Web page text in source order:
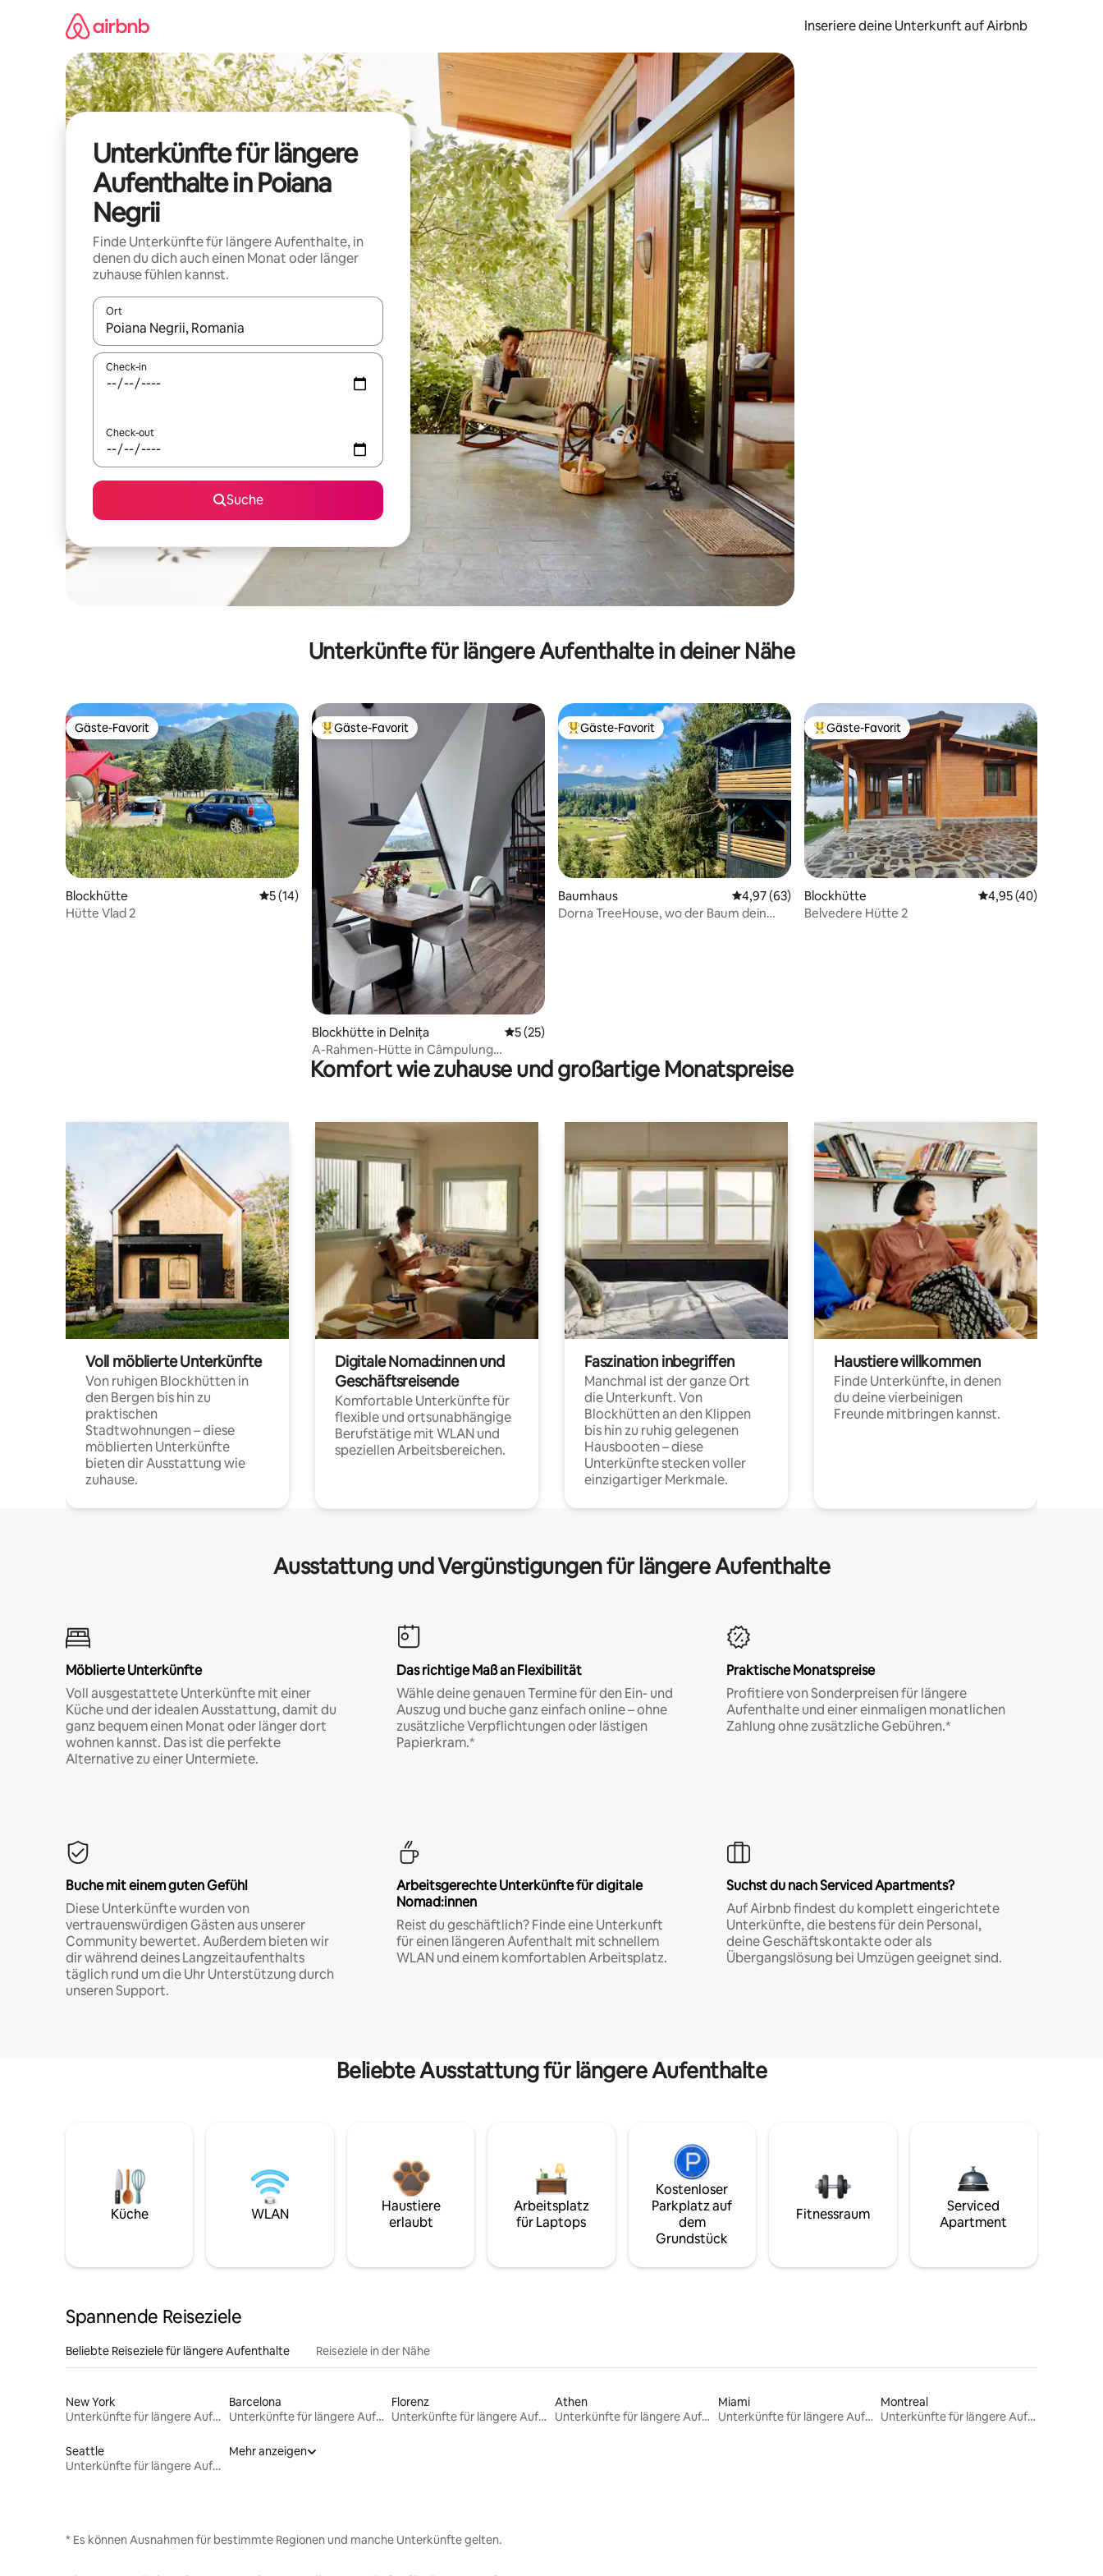
Inseriere deine Unterkunft auf Airbnb
Unterkünfte für längere
Aufenthalte in Poiana
Negrii
Finde Unterkünfte für längere Aufenthalte, in
denen du dich auch einen Monat oder länger
zuhause fühlen kannst.
Ort
Wenn Ergebnisse verfügbar sind, navigiere mit den Pfeiltasten nach oben und unten oder erkunde die Ergebnisse durch Berühren oder Wischgesten.
Check-in
Check-out
Suche
Unterkünfte für längere Aufenthalte in deiner Nähe
Gäste-Favorit
Gäste-Favorit
Blockhütte Durchschnittliche Bewertung: 5 von 5, 14 Bewertungen
5 (14)
Hütte Vlad 2
Beliebter Gäste-Favorit.
Gäste-Favorit
Blockhütte in Delnița Durchschnittliche Bewertung: 5 von 5, 25 Bewertungen
5 (25)
A-Rahmen-Hütte in Câmpulung
Moldovenesc
Beliebter Gäste-Favorit.
Gäste-Favorit
Baumhaus Durchschnittliche Bewertung: 4,97 von 5, 63 Bewertungen
4,97 (63)
Dorna TreeHouse, wo der Baum dein
Beliebter Gäste-Favorit.
Gäste-Favorit
Blockhütte Durchschnittliche
4,95 (40)
Belvedere Hütte 2
Komfort wie zuhause und großartige Monatspreise
Voll möblierte Unterkünfte
Von ruhigen Blockhütten in
den Bergen bis hin zu
praktischen
Stadtwohnungen – diese
möblierten Unterkünfte
bieten dir Ausstattung wie
zuhause.
Digitale Nomad:innen und
Geschäftsreisende
Komfortable Unterkünfte für
flexible und ortsunabhängige
Berufstätige mit WLAN und
speziellen Arbeitsbereichen.
Faszination inbegriffen
Manchmal ist der ganze Ort
die Unterkunft. Von
Blockhütten an den Klippen
bis hin zu ruhig gelegenen
Hausbooten – diese
Unterkünfte stecken voller
einzigartiger Merkmale.
Haustiere willkommen
Finde Unterkünfte, in denen
du deine vierbeinigen
Freunde mitbringen kannst.
Ausstattung und Vergünstigungen für längere Aufenthalte
Möblierte Unterkünfte
Voll ausgestattete Unterkünfte mit einer
Küche und der idealen Ausstattung, damit du
ganz bequem einen Monat oder länger dort
wohnen kannst. Das ist die perfekte
Alternative zu einer Untermiete.
Das richtige Maß an Flexibilität
Wähle deine genauen Termine für den Ein- und
Auszug und buche ganz einfach online – ohne
zusätzliche Verpflichtungen oder lästigen
Papierkram.*
Praktische Monatspreise
Profitiere von Sonderpreisen für längere
Aufenthalte und einer einmaligen monatlichen
Zahlung ohne zusätzliche Gebühren.*
Buche mit einem guten Gefühl
Diese Unterkünfte wurden von
vertrauenswürdigen Gästen aus unserer
Community bewertet. Außerdem bieten wir
dir während deines Langzeitaufenthalts
täglich rund um die Uhr Unterstützung durch
unseren Support.
Arbeitsgerechte Unterkünfte für digitale
Nomad:innen
Reist du geschäftlich? Finde eine Unterkunft
für einen längeren Aufenthalt mit schnellem
WLAN und einem komfortablen Arbeitsplatz.
Suchst du nach Serviced Apartments?
Auf Airbnb findest du komplett eingerichtete
Unterkünfte, die bestens für dein Personal,
deine Geschäftskontakte oder als
Übergangslösung bei Umzügen geeignet sind.
Beliebte Ausstattung für längere Aufenthalte
Küche WLAN
Haustiere
erlaubt
Arbeitsplatz
für Laptops
Kostenloser
Parkplatz auf
dem
Grundstück
Fitnessraum
Serviced
Apartment
Spannende Reiseziele
Beliebte Reiseziele für längere Aufenthalte Reiseziele in der Nähe
New York
Unterkünfte für längere Aufenthalte
Barcelona
Unterkünfte für längere Aufenthalte
Florenz
Unterkünfte für längere Aufenthalte
Athen
Unterkünfte für längere Aufenthalte
Miami
Unterkünfte für längere Aufenthalte
Montreal
Unterkünfte für längere Aufenthalte
Seattle
Unterkünfte für längere Aufenthalte
Mehr anzeigen
* Es können Ausnahmen für bestimmte Regionen und manche Unterkünfte gelten.